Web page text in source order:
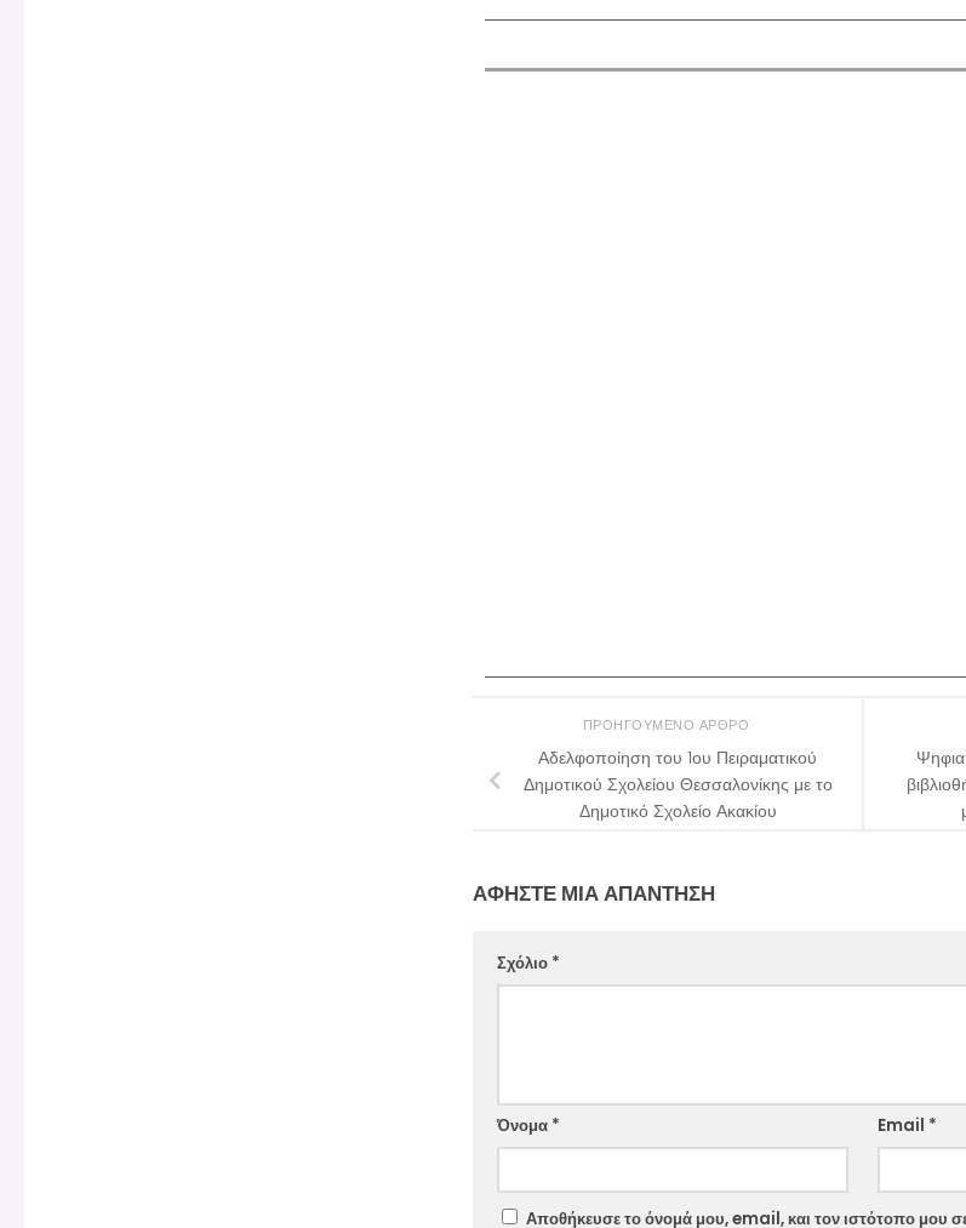
ΠΡΟΗΓΟΎΜΕΝΟ ΆΡΘΡΟ
Αδελφοποίηση του 1ου Πειραματικού
Δημοτικού Σχολείου Θεσσαλονίκης με το
Δημοτικό Σχολείο Ακακίου
ΑΦΉΣΤΕ ΜΙΑ ΑΠΆΝΤΗΣΗ
Σχόλιο *
Όνομα * Email *
Αποθήκευσε το όνομά μου, email, και τον ιστότοπο μου